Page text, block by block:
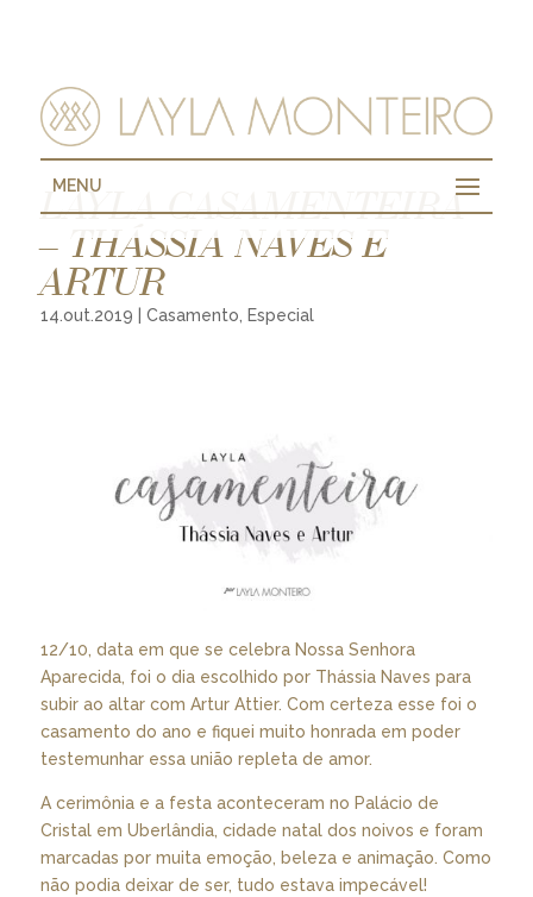
MENU
LAYLA CASAMENTEIRA
– THÁSSIA NAVES E
ARTUR
14.out.2019 Casamento Especial
12/10, data em que se celebra Nossa Senhora
Aparecida, foi o dia escolhido por Thássia Naves para
subir ao altar com Artur Attier. Com certeza esse foi o
casamento do ano e fiquei muito honrada em poder
testemunhar essa união repleta de amor.
A cerimônia e a festa aconteceram no Palácio de
Cristal em Uberlândia, cidade natal dos noivos e foram
marcadas por muita emoção, beleza e animação. Como
não podia deixar de ser, tudo estava impecável!